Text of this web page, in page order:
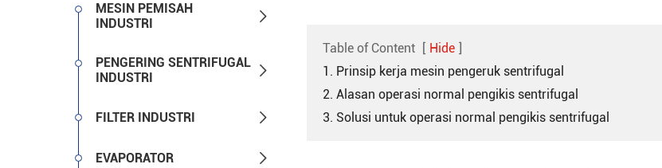
MESIN PEMISAH
INDUSTRI

PENGERING SENTRIFUGAL
INDUSTRI

FILTER INDUSTRI 
EVAPORATOR 
Table of Content [ Hide ]
1. Prinsip kerja mesin pengeruk sentrifugal
2. Alasan operasi normal pengikis sentrifugal
3. Solusi untuk operasi normal pengikis sentrifugal